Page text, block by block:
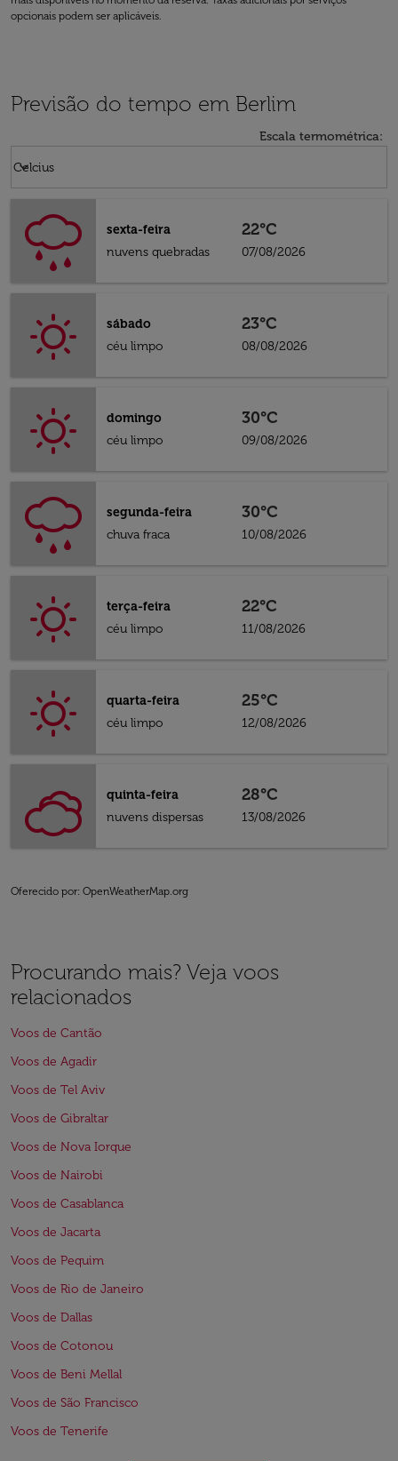
opcionais podem ser aplicáveis.
Previsão do tempo em Berlim
Escala termométrica:
Celcius
keyboard_arrow_down
sexta-feira
nuvens quebradas
22°C
07/08/2026
sábado
céu limpo
23°C
08/08/2026
domingo
céu limpo
30°C
09/08/2026
segunda-feira
chuva fraca
30°C
10/08/2026
terça-feira
céu limpo
22°C
11/08/2026
quarta-feira
céu limpo
25°C
12/08/2026
quinta-feira
nuvens dispersas
28°C
13/08/2026
Oferecido por: OpenWeatherMap.org
Procurando mais? Veja voos
relacionados
Voos de Cantão
Voos de Agadir
Voos de Tel Aviv
Voos de Gibraltar
Voos de Nova Iorque
Voos de Nairobi
Voos de Casablanca
Voos de Jacarta
Voos de Pequim
Voos de Rio de Janeiro
Voos de Dallas
Voos de Cotonou
Voos de Beni Mellal
Voos de São Francisco
Voos de Tenerife